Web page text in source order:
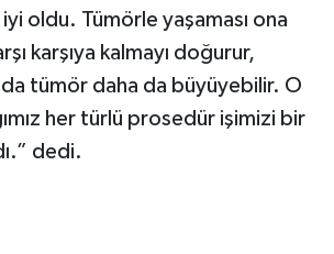
iyi oldu. Tümörle yaşaması ona
karşıya kalmayı doğurur,
tümör daha da büyüyebilir. O
her türlü prosedür işimizi bir
dedi.